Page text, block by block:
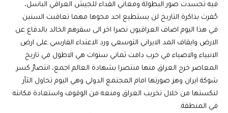
فيه تجسدت صور البطولة ومعاني الفداء للجيش العراقي الباسل،
حُفرت بذاكرة التاريخ لن يستطيع احد محوها مهما تعاقبت السنين.
في هذا اليوم اضاف العراقيون نصرا اخر الى سفرهم الخالد بالدفاع عن
الارض وايقاف المد الايراني التوسعي ورد الاعتداء الفارسي على ارض
الانبياء والاصياء في حرب دامت ثماني سنوات هي الاطول في تاريخ
المعاصر خرج العراق منها منتصرا بشهادة العالم اجمع، انتصارٌ كسر
شوكة ايران وهز صورتها امام المجتمع الدولي وهي اليوم تحاول الثأر
لنكستها من خلال تخريب العراق ومنعه من الوقوف واستعادة مكانته
في المنطقة.